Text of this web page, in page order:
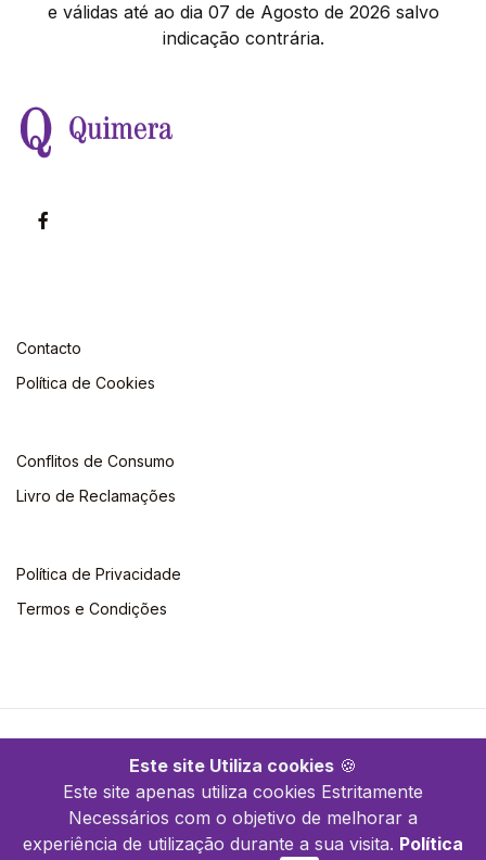
Este site Utiliza cookies 🍪
Este site apenas utiliza cookies Estritamente
Necessários com o objetivo de melhorar a
experiência de utilização durante a sua visita. Política
e válidas até ao dia 07 de Agosto de 2026 salvo
indicação contrária.
Contacto
Política de Cookies
Conflitos de Consumo
Livro de Reclamações
Política de Privacidade
Termos e Condições
©2026 Quimera. Todos os direitos reservados